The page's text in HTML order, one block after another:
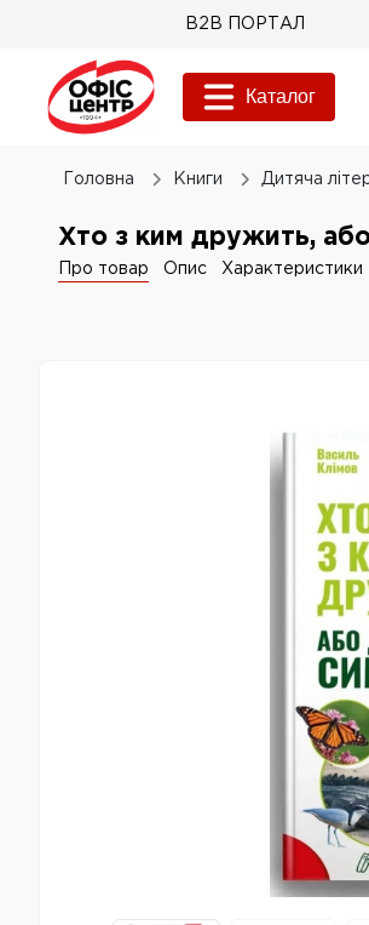
B2B ПОРТАЛ
Каталог
Головна Книги Дитяча
Хто з ким дружить,
Про товар Опис Характеристики